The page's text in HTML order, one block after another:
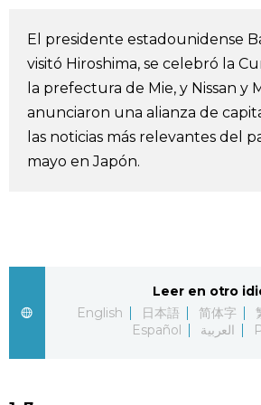
Sociedad
Cultura
Tecnología
Guía de Japón
Vídeos e imágenes
El presidente estadounidense
visitó Hiroshima, se celebró la
la prefectura de Mie, y Nissan y
anunciaron una alianza de
las noticias más relevantes del
mayo en Japón.
Leer en otro
English
日本語 简体字
Español
العربية